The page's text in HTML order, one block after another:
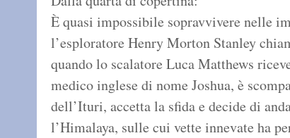
È quasi impossibile sopravvivere nelle
l’esploratore Henry Morton Stanley
quando lo scalatore Luca Matthews
medico inglese di nome Joshua, è
dell’Ituri, accetta la sfida e decide di
l’Himalaya, sulle cui vette innevate ha